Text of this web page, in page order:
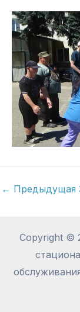
← Предыдущая
Copyright ©